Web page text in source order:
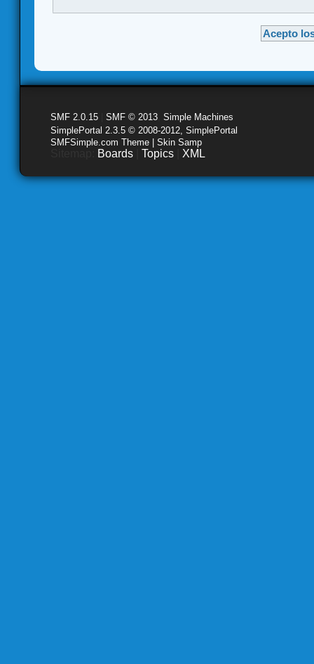
SMF 2.0.15 SMF © 2013 Simple Machines
SimplePortal 2.3.5 © 2008-2012, SimplePortal
SMFSimple.com Theme | Skin Samp
Boards Topics XML